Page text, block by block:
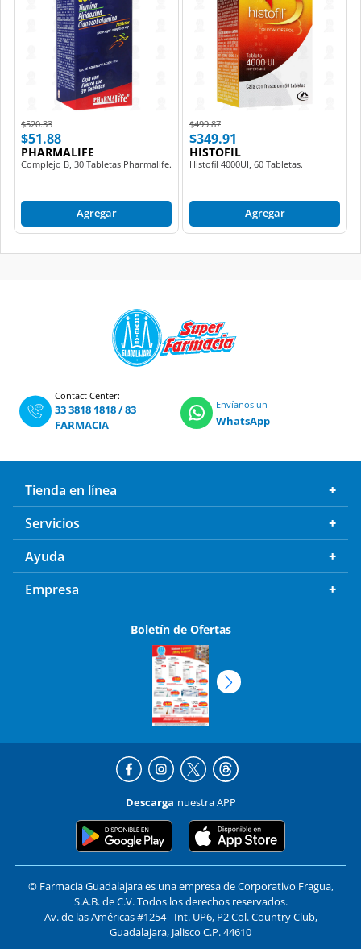
Price reduced from
$520.33to
$51.88
PHARMALIFE
Complejo B, 30 Tabletas Pharmalife.
Agregar
Price reduced from
$499.87to
$349.91
HISTOFIL
Histofil 4000UI, 60 Tabletas.
Agregar
Contact Center:
33 3818 1818/83
FARMACIA
Envíanos un
WhatsApp
Tienda en línea
Servicios
Ayuda
Empresa
Boletín de Ofertas
Descarga nuestra APP
© Farmacia Guadalajara es una empresa de Corporativo Fragua,
S.A.B. de C.V. Todos los derechos reservados.
Av. de las Américas #1254 - Int. UP6, P2 Col. Country Club,
Guadalajara, Jalisco C.P. 44610